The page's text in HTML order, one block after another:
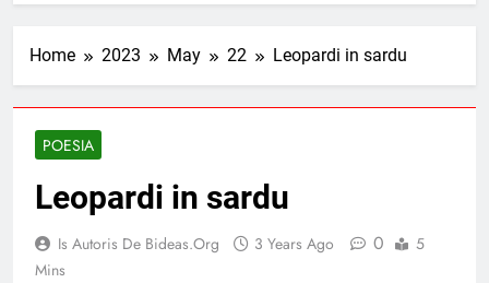
Home 2023 May 22 Leopardi in sardu
POESIA
Leopardi in sardu
Is Autoris De Bideas.org 3 Years Ago 0
5
Mins